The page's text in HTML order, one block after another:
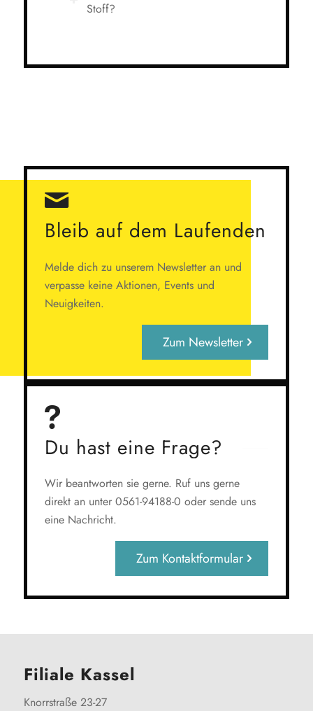
Stoff?
Bleib auf dem Laufenden
Melde dich zu unserem Newsletter an und
verpasse keine Aktionen, Events und
Neuigkeiten.
Zum Newsletter
Du hast eine Frage?
Wir beantworten sie gerne. Ruf uns gerne
direkt an unter 0561-94188-0 oder sende uns
eine Nachricht.
Zum Kontaktformular
Filiale Kassel
Knorrstraße 23-27